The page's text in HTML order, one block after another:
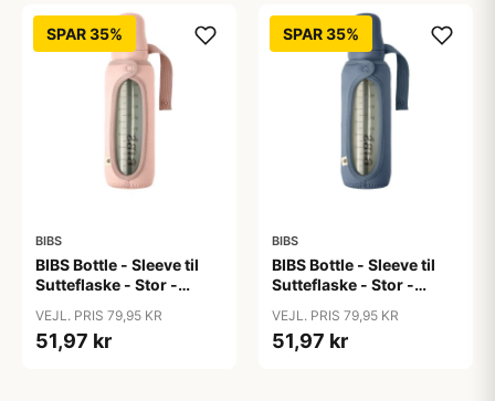
SPAR 35%
BIBS
BIBS Bottle - Sleeve til
Sutteflaske - Stor -
VEJL. PRIS 79,95 KR
51,97 kr
SPAR 35%
BIBS
BIBS Bottle - Sleeve til
Sutteflaske - Stor -
VEJL. PRIS 79,95 KR
51,97 kr